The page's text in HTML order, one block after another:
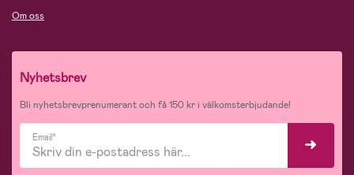
Om oss
Nyhetsbrev
Bli nyhetsbrevprenumerant och få 150 kr i välkomsterbjudande!
Email*